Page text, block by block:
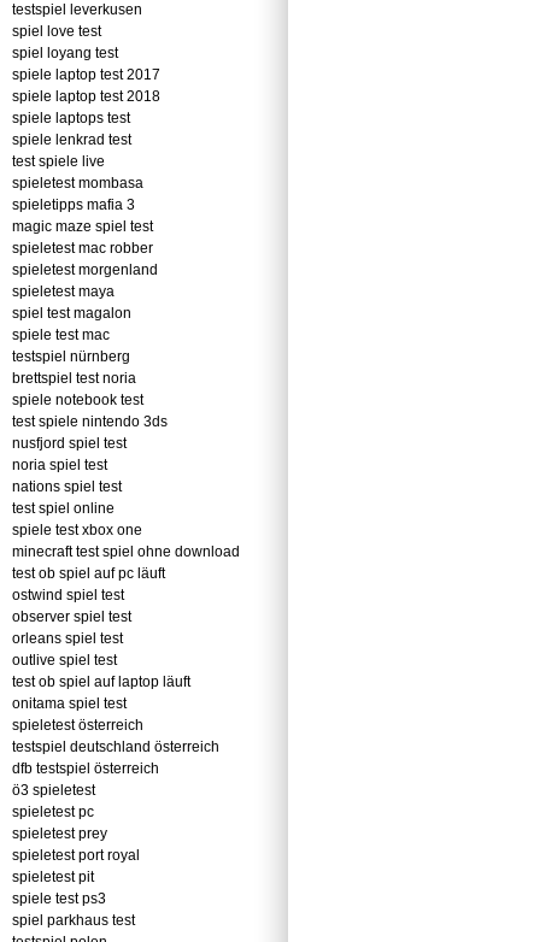
testspiel leverkusen
spiel love test
spiel loyang test
spiele laptop test 2017
spiele laptop test 2018
spiele laptops test
spiele lenkrad test
test spiele live
spieletest mombasa
spieletipps mafia 3
magic maze spiel test
spieletest mac robber
spieletest morgenland
spieletest maya
spiel test magalon
spiele test mac
testspiel nürnberg
brettspiel test noria
spiele notebook test
test spiele nintendo 3ds
nusfjord spiel test
noria spiel test
nations spiel test
test spiel online
spiele test xbox one
minecraft test spiel ohne download
test ob spiel auf pc läuft
ostwind spiel test
observer spiel test
orleans spiel test
outlive spiel test
test ob spiel auf laptop läuft
onitama spiel test
spieletest österreich
testspiel deutschland österreich
dfb testspiel österreich
ö3 spieletest
spieletest pc
spieletest prey
spieletest port royal
spieletest pit
spiele test ps3
spiel parkhaus test